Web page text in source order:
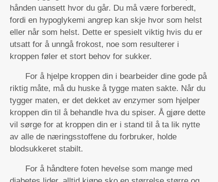
hånden uansett hvor du går. Du må være forberedt,
fordi en hypoglykemi angrep kan skje hvor som helst
eller når som helst. Dette er spesielt viktig hvis du er
utsatt for å unngå frokost, noe som resulterer i
kroppen føler et stort behov for sukker.
For å hjelpe kroppen din i bearbeider dine gode på
riktig måte, må du huske å tygge maten sakte. Når du
tygger maten, er det dekket av enzymer som hjelper
kroppen din til å behandle hva du spiser. Å gjøre dette
vil sørge for at kroppen din er i stand til å ta lik nytte
av alle de næringsstoffene du forbruker, holde
blodsukkeret stabilt.
For å håndtere foten hevelse som mange med